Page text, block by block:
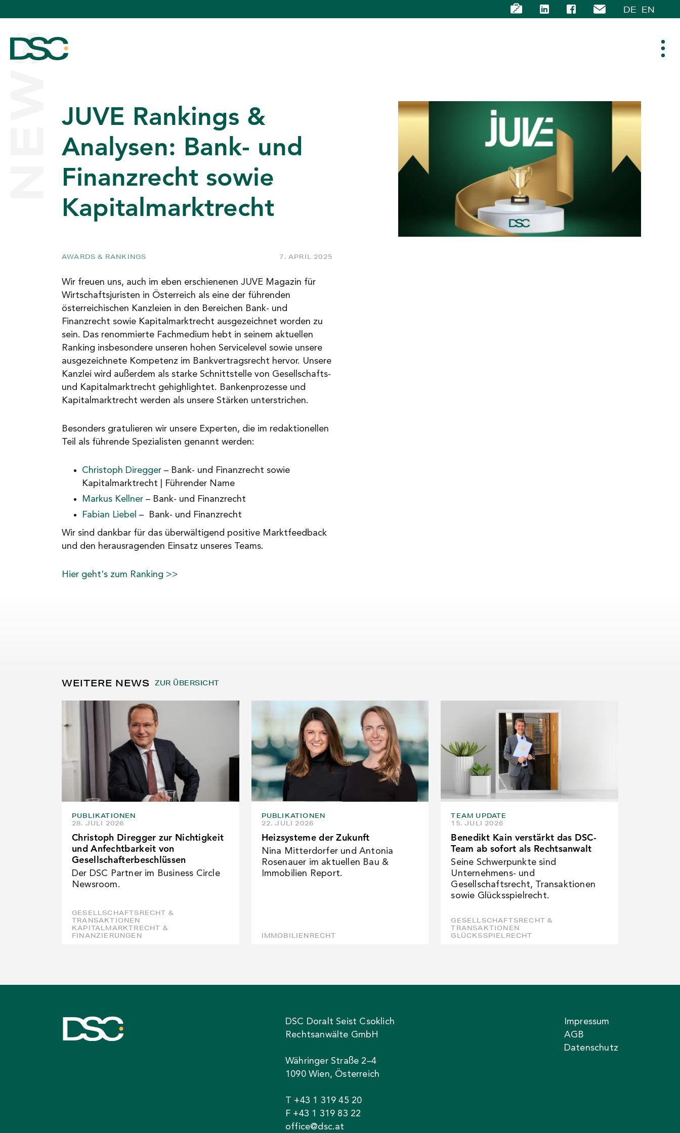
DE EN
ÜBER UNS
EXPERTISE
TEAM
NEWS
KARRIERE
KONTAKT
NEWS JUVE Rankings &
Analysen: Bank- und
Finanzrecht sowie
Kapitalmarktrecht
AWARDS & RANKINGS 7. APRIL 2025
Wir freuen uns, auch im eben erschienenen JUVE Magazin für
Wirtschaftsjuristen in Österreich als eine der führenden
österreichischen Kanzleien in den Bereichen Bank- und
Finanzrecht sowie Kapitalmarktrecht ausgezeichnet worden zu
sein. Das renommierte Fachmedium hebt in seinem aktuellen
Ranking insbesondere unseren hohen Servicelevel sowie unsere
ausgezeichnete Kompetenz im Bankvertragsrecht hervor. Unsere
Kanzlei wird außerdem als starke Schnittstelle von Gesellschafts-
und Kapitalmarktrecht gehighlightet. Bankenprozesse und
Kapitalmarktrecht werden als unsere Stärken unterstrichen.
Besonders gratulieren wir unsere Experten, die im redaktionellen
Teil als führende Spezialisten genannt werden:
Christoph Diregger – Bank- und Finanzrecht sowie
Kapitalmarktrecht | Führender Name
Markus Kellner – Bank- und Finanzrecht
Fabian Liebel – Bank- und Finanzrecht
Wir sind dankbar für das überwältigend positive Marktfeedback
und den herausragenden Einsatz unseres Teams.
Hier geht's zum Ranking >>
WEITERE NEWS ZUR ÜBERSICHT
PUBLIKATIONEN
28. JULI 2026
Christoph Diregger zur Nichtigkeit
und Anfechtbarkeit von
Gesellschafterbeschlüssen
Der DSC Partner im Business Circle
Newsroom.
GESELLSCHAFTSRECHT &
TRANSAKTIONEN
KAPITALMARKTRECHT &
FINANZIERUNGEN
PUBLIKATIONEN
22. JULI 2026
Heizsysteme der Zukunft
Nina Mitterdorfer und Antonia
Rosenauer im aktuellen Bau &
Immobilien Report.
IMMOBILIENRECHT
TEAM UPDATE
15. JULI 2026
Benedikt Kain verstärkt das DSC-
Team ab sofort als Rechtsanwalt
Seine Schwerpunkte sind
Unternehmens- und
Gesellschaftsrecht, Transaktionen
sowie Glücksspielrecht.
GESELLSCHAFTSRECHT &
TRANSAKTIONEN
GLÜCKSSPIELRECHT
DSC Doralt Seist Csoklich
Rechtsanwälte GmbH
Währinger Straße 2–4
1090 Wien, Österreich
T +43 1 319 45 20
F +43 1 319 83 22
office@dsc.at
Impressum
AGB
Datenschutz